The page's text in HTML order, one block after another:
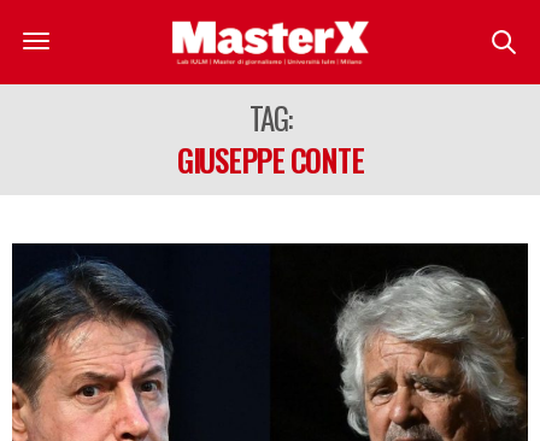
TAG:
GIUSEPPE CONTE